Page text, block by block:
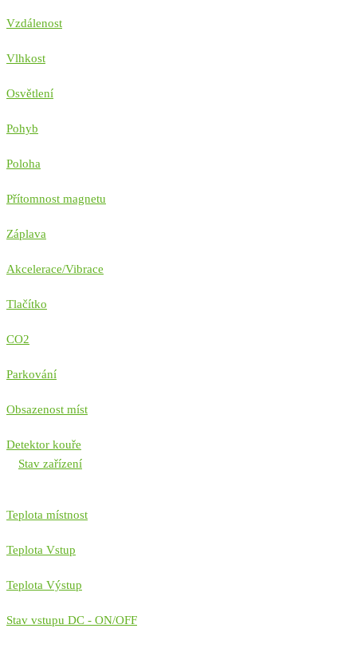
Vzdálenost
Vlhkost
Osvětlení
Pohyb
Poloha
Přítomnost magnetu
Záplava
Akcelerace/Vibrace
Tlačítko
CO2
Parkování
Obsazenost míst
Detektor kouře
Stav zařízení
Teplota místnost
Teplota Vstup
Teplota Výstup
Stav vstupu DC - ON/OFF